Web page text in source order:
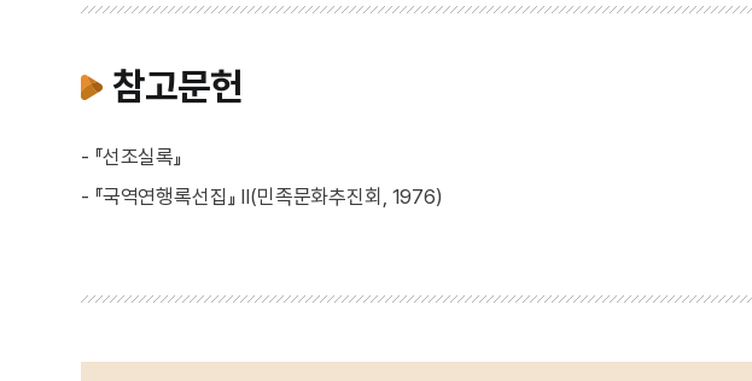
참고문헌
- 『선조실록』
- 『국역연행록선집』 Ⅱ(민족문화추진회, 1976)